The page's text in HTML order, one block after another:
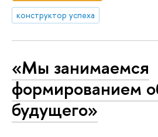
конструктор успеха
«Мы занимаемся
формированием
будущего»